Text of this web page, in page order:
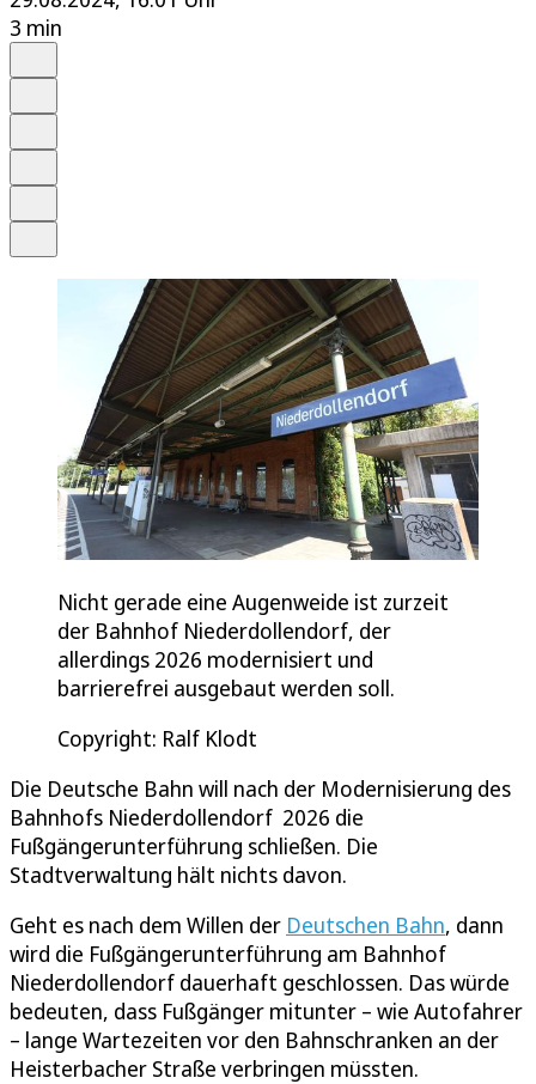
3 min
Nicht gerade eine Augenweide ist zurzeit
der Bahnhof Niederdollendorf, der
allerdings 2026 modernisiert und
barrierefrei ausgebaut werden soll.
Copyright: Ralf Klodt
Die Deutsche Bahn will nach der Modernisierung des
Bahnhofs Niederdollendorf 2026 die
Fußgängerunterführung schließen. Die
Stadtverwaltung hält nichts davon.
Geht es nach dem Willen der Deutschen Bahn, dann
wird die Fußgängerunterführung am Bahnhof
Niederdollendorf dauerhaft geschlossen. Das würde
bedeuten, dass Fußgänger mitunter – wie Autofahrer
– lange Wartezeiten vor den Bahnschranken an der
Heisterbacher Straße verbringen müssten.